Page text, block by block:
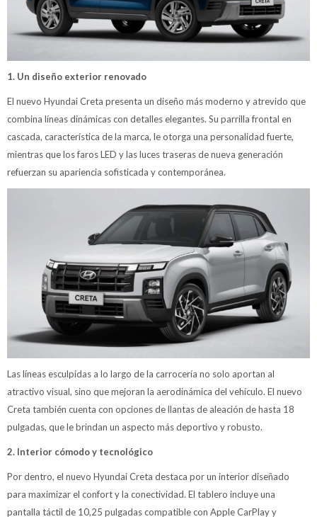
1. Un diseño exterior renovado
El nuevo Hyundai Creta presenta un diseño más moderno y atrevido que
combina líneas dinámicas con detalles elegantes. Su parrilla frontal en
cascada, característica de la marca, le otorga una personalidad fuerte,
mientras que los faros LED y las luces traseras de nueva generación
refuerzan su apariencia sofisticada y contemporánea.
Las líneas esculpidas a lo largo de la carrocería no solo aportan al
atractivo visual, sino que mejoran la aerodinámica del vehículo. El nuevo
Creta también cuenta con opciones de llantas de aleación de hasta 18
pulgadas, que le brindan un aspecto más deportivo y robusto.
2. Interior cómodo y tecnológico
Por dentro, el nuevo Hyundai Creta destaca por un interior diseñado
para maximizar el confort y la conectividad. El tablero incluye una
pantalla táctil de 10,25 pulgadas compatible con Apple CarPlay y